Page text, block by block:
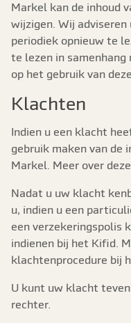
Markel kan de inhoud
wijzigen. Wij adviseren
periodiek opnieuw te
te lezen in samenhang
op het gebruik van
Klachten
Indien u een klacht
gebruik maken van de
Markel. Meer over deze
Nadat u uw klacht
u, indien u een
een verzekeringspolis
indienen bij het Kifid.
klachtenprocedure bij
U kunt uw klacht
rechter.